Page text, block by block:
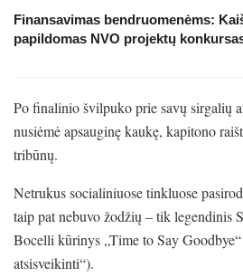
Finansavimas bendruomenėms:
papildomas NVO projektų
Po finalinio švilpuko prie savų sirgalių
nusiėmė apsauginę kaukę, kapitono
tribūnų.
Netrukus socialiniuose tinkluose
taip pat nebuvo žodžių – tik legendinis
Bocelli kūrinys „Time to Say
atsisveikinti“).